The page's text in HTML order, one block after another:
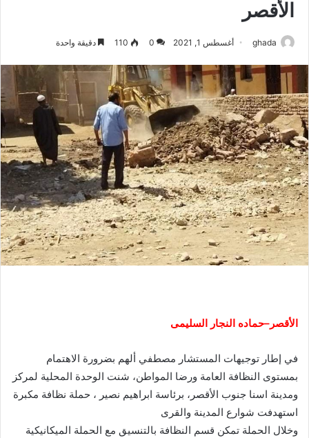
الأقصر
ghada أغسطس 1, 2021 0
110 دقيقة واحدة
الأقصر–حماده النجار السليمى
في إطار توجيهات المستشار مصطفي ألهم بضرورة الاهتمام
بمستوى النظافة العامة ورضا المواطن، شنت الوحدة المحلية لمركز
ومدينة اسنا جنوب الأقصر، برئاسة ابراهيم نصير ، حملة نظافة مكبرة
استهدفت شوارع المدينة والقرى
وخلال الحملة تمكن قسم النظافة بالتنسيق مع الحملة الميكانيكية